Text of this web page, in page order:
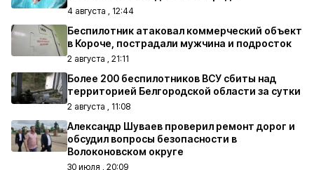
4 августа , 12:44
Беспилотник атаковал коммерческий объект
в Короче, пострадали мужчина и подросток
2 августа , 21:11
Более 200 беспилотников ВСУ сбиты над
территорией Белгородской области за сутки
2 августа , 11:08
Александр Шуваев проверил ремонт дорог и
обсудил вопросы безопасности в
Волоконовском округе
30 июля , 20:09